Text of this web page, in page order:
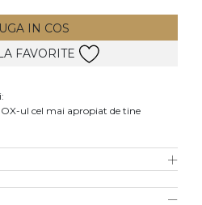
IN COS
FAVORITE
ul cel mai apropiat de tine